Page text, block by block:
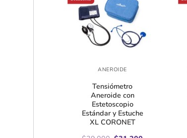
ANEROIDE
Tensiómetro
Aneroide con
Estetoscopio
Estándar y Estuche
XL CORONET